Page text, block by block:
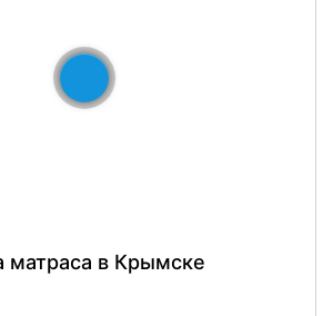
матраса в Крымске